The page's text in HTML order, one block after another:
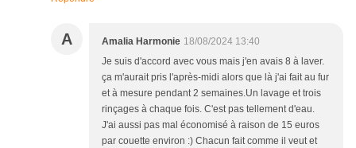
A Amalia Harmonie 18/08/2024 13:40
Je suis d'accord avec vous mais j'en avais 8 à laver.
ça m'aurait pris l'après-midi alors que là j'ai fait au fur
et à mesure pendant 2 semaines.Un lavage et trois
rinçages à chaque fois. C'est pas tellement d'eau.
J'ai aussi pas mal économisé à raison de 15 euros
par couette environ :) Chacun fait comme il veut et